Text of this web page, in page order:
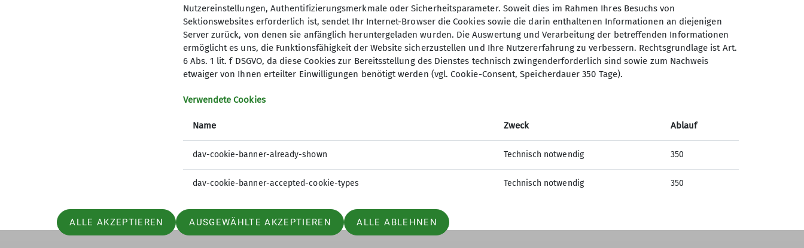
Sektion
Mitglied werden
Sandkästle
Gruppen
Ortsgruppe Nordrach
Sportgruppe
Sektion Offenburg des
Deutschen Alpenvereins e.V.
Telefon +497819709190
Nutzereinstellungen, Authentifizierungsmerkmale oder Sicherheitsparameter. Soweit dies im Rahmen Ihres Besuchs von
Sektionswebsites erforderlich ist, sendet Ihr Internet-Browser die Cookies sowie die darin enthaltenen Informationen an diejenigen
Server zurück, von denen sie anfänglich heruntergeladen wurden. Die Auswertung und Verarbeitung der betreffenden Informationen
ermöglicht es uns, die Funktionsfähigkeit der Website sicherzustellen und Ihre Nutzererfahrung zu verbessern. Rechtsgrundlage ist Art.
6 Abs. 1 lit. f DSGVO, da diese Cookies zur Bereitsstellung des Dienstes technisch zwingenderforderlich sind sowie zum Nachweis
etwaiger von Ihnen erteilter Einwilligungen benötigt werden (vgl. Cookie-Consent, Speicherdauer 350 Tage).
Verwendete Cookies
Name Zweck Ablauf
dav-cookie-banner-already-shown Technisch notwendig 350
dav-cookie-banner-accepted-cookie-types Technisch notwendig 350
ALLE AKZEPTIEREN AUSGEWÄHLTE AKZEPTIEREN ALLE ABLEHNEN